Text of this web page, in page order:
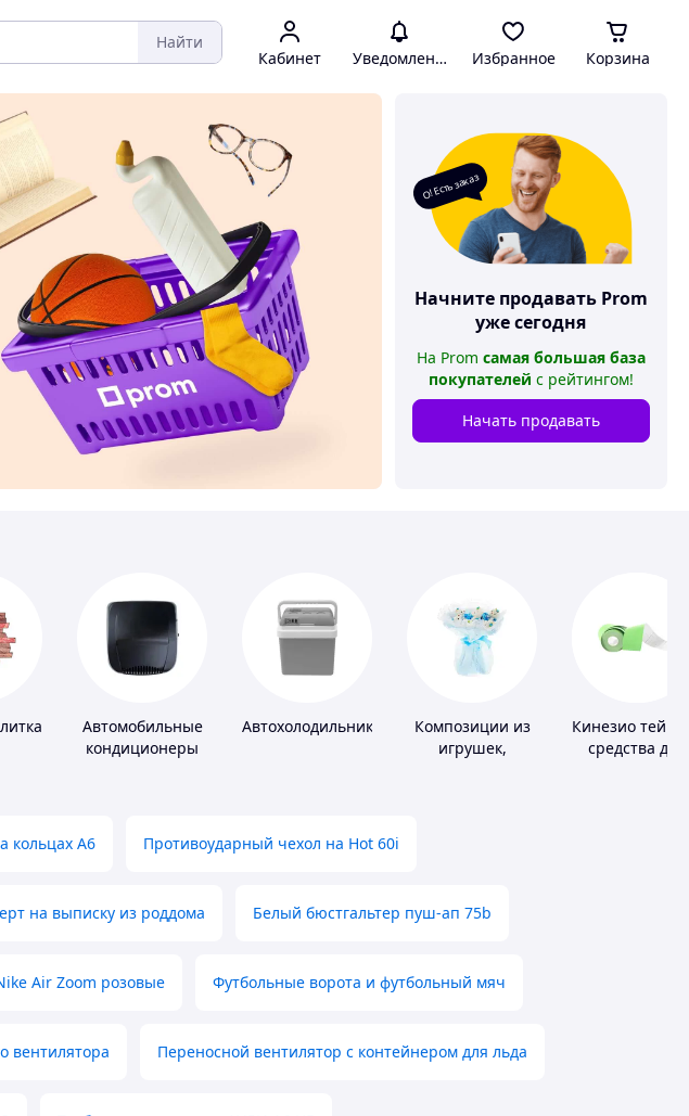
Найти
Кабинет Уведомления Избранное Корзина
О! Есть заказ
Начните продавать Prom
уже сегодня
На Prom самая большая база
покупателей с рейтингом!
Начать продавать
Автомобильные
кондиционеры
Автохолодильники
Композиции из
игрушек,
Кинезио
средства для
кольцах А6 Противоударный чехол на Hot 60i
на выписку из роддома Белый бюстгальтер пуш-ап 75b
Air Zoom розовые Футбольные ворота и футбольный мяч
вентилятора Переносной вентилятор с контейнером для льда